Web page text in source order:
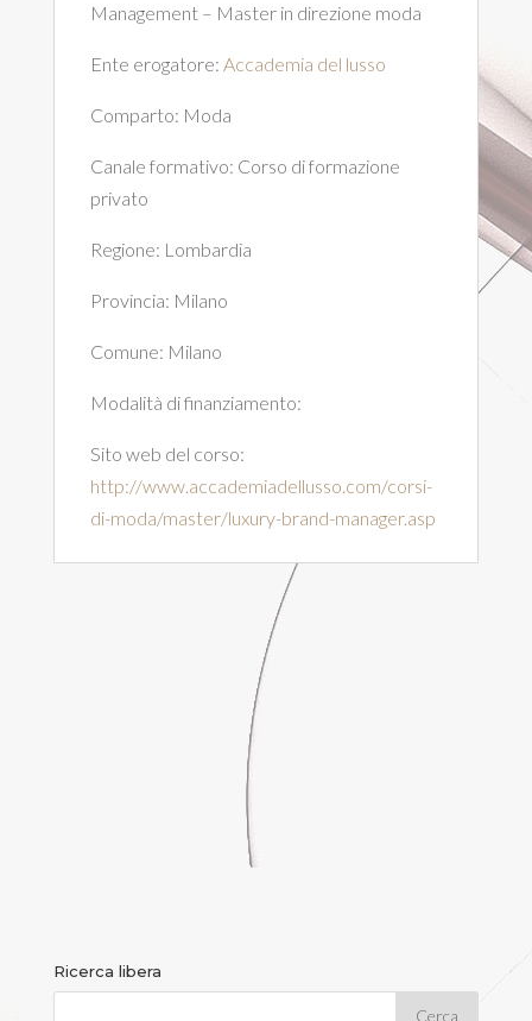
Management – Master in direzione moda
Ente erogatore: Accademia del lusso
Comparto: Moda
Canale formativo: Corso di formazione
privato
Regione: Lombardia
Provincia: Milano
Comune: Milano
Modalità di finanziamento:
Sito web del corso:
http://www.accademiadellusso.com/corsi-
di-moda/master/luxury-brand-manager.asp
Ricerca libera